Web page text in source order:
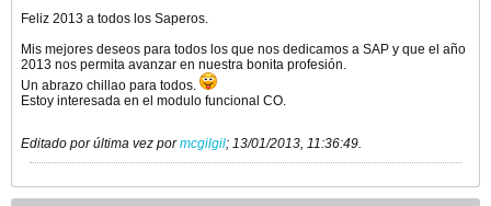
Feliz 2013 a todos los Saperos.
Mis mejores deseos para todos los que nos dedicamos a SAP y que el año
2013 nos permita avanzar en nuestra bonita profesión.
Un abrazo chillao para todos.
Estoy interesada en el modulo funcional CO.
Editado por última vez pormcgilgil; 13/01/2013, 11:36:49.